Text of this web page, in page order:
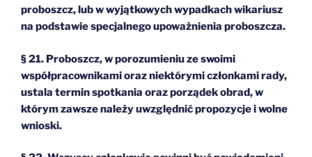
proboszcz, lub w wyjątkowych wypadkach wikariusz
na podstawie specjalnego upoważnienia proboszcza.
§ 21. Proboszcz, w porozumieniu ze swoimi
współpracownikami oraz niektórymi członkami rady,
ustala termin spotkania oraz porządek obrad, w
którym zawsze należy uwzględnić propozycje i wolne
wnioski.